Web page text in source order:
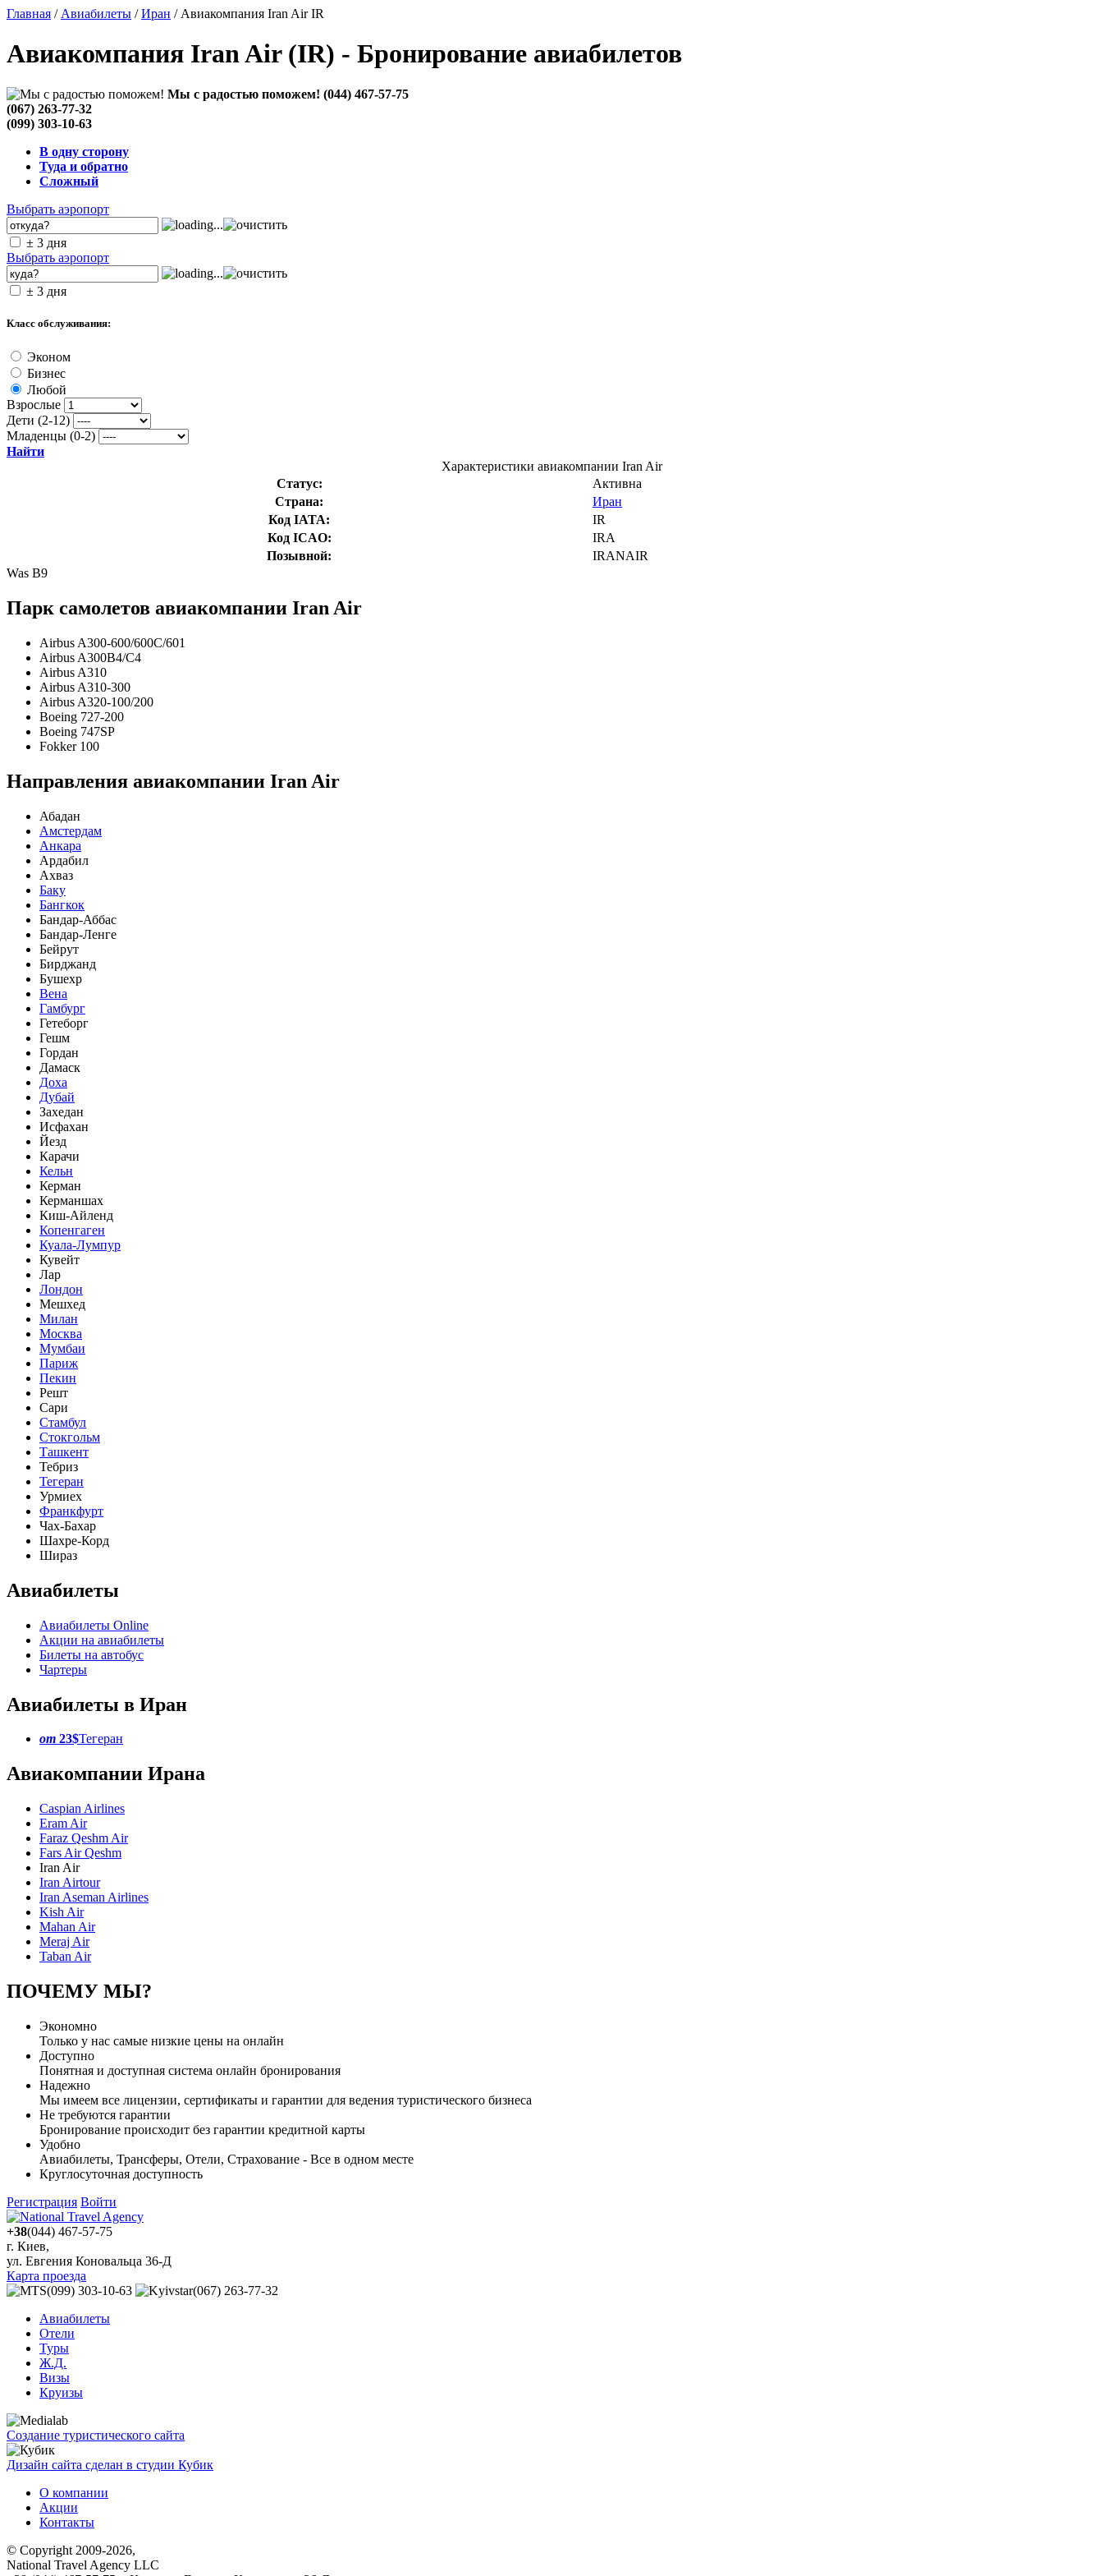
Главная / Авиабилеты /Иран / Авиакомпания Iran Air IR
Авиакомпания Iran Air (IR) - Бронирование авиабилетов
Мы с радостью поможем! (044) 467-57-75
(067) 263-77-32
(099) 303-10-63
В одну сторону
Туда и обратно
Сложный
Выбрать аэропорт
± 3 дня
Выбрать аэропорт
± 3 дня
Класс обслуживания:
Эконом
Бизнес
Любой
Взрослые
Дети (2-12)
Младенцы (0-2)
Найти
Характеристики авиакомпании Iran Air
Статус:
Активна
Страна:
Иран
Код IATA:
IR
Код ICAO:
IRA
Позывной:
IRANAIR
Was B9
Парк самолетов авиакомпании Iran Air
Airbus A300-600/600C/601
Airbus A300B4/C4
Airbus A310
Airbus A310-300
Airbus A320-100/200
Boeing 727-200
Boeing 747SP
Fokker 100
Направления авиакомпании Iran Air
Абадан
Амстердам
Анкара
Ардабил
Ахваз
Баку
Бангкок
Бандар-Аббас
Бандар-Ленге
Бейрут
Бирджанд
Бушехр
Вена
Гамбург
Гетеборг
Гешм
Гордан
Дамаск
Доха
Дубай
Захедан
Исфахан
Йезд
Карачи
Кельн
Керман
Керманшах
Киш-Айленд
Копенгаген
Куала-Лумпур
Кувейт
Лар
Лондон
Мешхед
Милан
Москва
Мумбаи
Париж
Пекин
Решт
Сари
Стамбул
Стокгольм
Ташкент
Тебриз
Тегеран
Урмиех
Франкфурт
Чах-Бахар
Шахре-Корд
Шираз
Авиабилеты
Авиабилеты Online
Акции на авиабилеты
Билеты на автобус
Чартеры
Авиабилеты в Иран
от 23$Тегеран
Авиакомпании Ирана
Caspian Airlines
Eram Air
Faraz Qeshm Air
Fars Air Qeshm
Iran Air
Iran Airtour
Iran Aseman Airlines
Kish Air
Mahan Air
Meraj Air
Taban Air
ПОЧЕМУ МЫ?
Экономно
Только у нас самые низкие цены на онлайн
Доступно
Понятная и доступная система онлайн бронирования
Надежно
Мы имеем все лицензии, сертификаты и гарантии для ведения туристического бизнеса
Не требуются гарантии
Бронирование происходит без гарантии кредитной карты
Удобно
Авиабилеты, Трансферы, Отели, Страхование - Все в одном месте
Круглосуточная доступность
Регистрация Войти
+38(044) 467-57-75
г. Киев,
ул. Евгения Коновальца 36-Д
Карта проезда
(099) 303-10-63
(067) 263-77-32
Авиабилеты
Отели
Туры
Ж.Д.
Визы
Круизы
Создание туристического сайта
Дизайн сайта сделан в студии Кубик
О компании
Акции
Контакты
© Copyright 2009-2026,
National Travel Agency LLC